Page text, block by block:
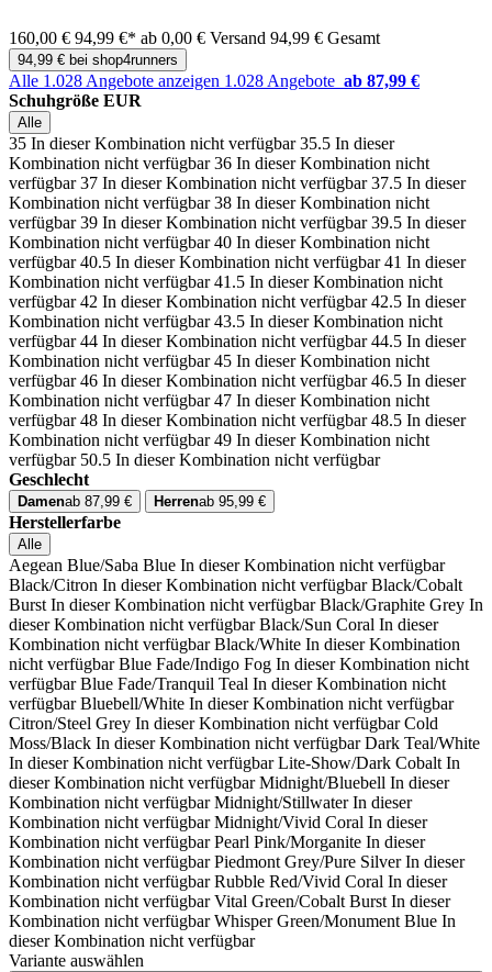
160,00 € 94,99 €* ab 0,00 € Versand 94,99 € Gesamt
94,99 € bei shop4runners
Alle 1.028 Angebote anzeigen 1.028 Angebote ab 87,99 €
Schuhgröße EUR
Alle
35 In dieser Kombination nicht verfügbar 35.5 In dieser
Kombination nicht verfügbar 36 In dieser Kombination nicht
verfügbar 37 In dieser Kombination nicht verfügbar 37.5 In dieser
Kombination nicht verfügbar 38 In dieser Kombination nicht
verfügbar 39 In dieser Kombination nicht verfügbar 39.5 In dieser
Kombination nicht verfügbar 40 In dieser Kombination nicht
verfügbar 40.5 In dieser Kombination nicht verfügbar 41 In dieser
Kombination nicht verfügbar 41.5 In dieser Kombination nicht
verfügbar 42 In dieser Kombination nicht verfügbar 42.5 In dieser
Kombination nicht verfügbar 43.5 In dieser Kombination nicht
verfügbar 44 In dieser Kombination nicht verfügbar 44.5 In dieser
Kombination nicht verfügbar 45 In dieser Kombination nicht
verfügbar 46 In dieser Kombination nicht verfügbar 46.5 In dieser
Kombination nicht verfügbar 47 In dieser Kombination nicht
verfügbar 48 In dieser Kombination nicht verfügbar 48.5 In dieser
Kombination nicht verfügbar 49 In dieser Kombination nicht
verfügbar 50.5 In dieser Kombination nicht verfügbar
Geschlecht
Damenab 87,99 € Herrenab 95,99 €
Herstellerfarbe
Alle
Aegean Blue/Saba Blue In dieser Kombination nicht verfügbar
Black/Citron In dieser Kombination nicht verfügbar Black/Cobalt
Burst In dieser Kombination nicht verfügbar Black/Graphite Grey In
dieser Kombination nicht verfügbar Black/Sun Coral In dieser
Kombination nicht verfügbar Black/White In dieser Kombination
nicht verfügbar Blue Fade/Indigo Fog In dieser Kombination nicht
verfügbar Blue Fade/Tranquil Teal In dieser Kombination nicht
verfügbar Bluebell/White In dieser Kombination nicht verfügbar
Citron/Steel Grey In dieser Kombination nicht verfügbar Cold
Moss/Black In dieser Kombination nicht verfügbar Dark Teal/White
In dieser Kombination nicht verfügbar Lite-Show/Dark Cobalt In
dieser Kombination nicht verfügbar Midnight/Bluebell In dieser
Kombination nicht verfügbar Midnight/Stillwater In dieser
Kombination nicht verfügbar Midnight/Vivid Coral In dieser
Kombination nicht verfügbar Pearl Pink/Morganite In dieser
Kombination nicht verfügbar Piedmont Grey/Pure Silver In dieser
Kombination nicht verfügbar Rubble Red/Vivid Coral In dieser
Kombination nicht verfügbar Vital Green/Cobalt Burst In dieser
Kombination nicht verfügbar Whisper Green/Monument Blue In
dieser Kombination nicht verfügbar
Variante auswählen